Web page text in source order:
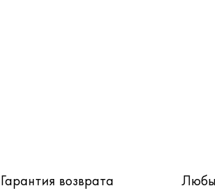
Гарантия возврата